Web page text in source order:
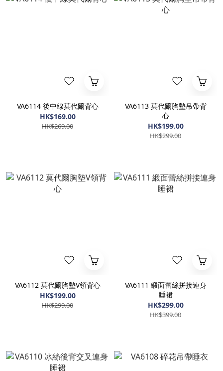
VA6114 後中線莫代爾背心
HK$169.00
HK$269.00
VA6113 莫代爾胸墊吊帶背
心
HK$199.00
HK$299.00
VA6112 莫代爾胸墊V領背心
HK$199.00
HK$299.00
VA6111 緞面蕾絲拼接連身
睡裙
HK$299.00
HK$399.00